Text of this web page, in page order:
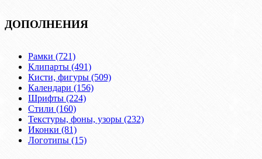
ДОПОЛНЕНИЯ
Рамки (721)
Клипарты (491)
Кисти, фигуры (509)
Календари (156)
Шрифты (224)
Стили (160)
Текстуры, фоны, узоры (232)
Иконки (81)
Логотипы (15)